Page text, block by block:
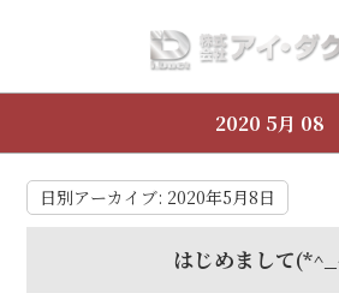
2020 5月 08
日別アーカイブ: 2020年5月8日
はじめまして